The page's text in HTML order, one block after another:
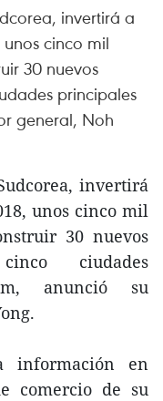
invertirá a
cinco mil
30 nuevos
principales
general, Noh
invertirá
unos cinco mil
30 nuevos
ciudades
anunció su
información en
comercio de su